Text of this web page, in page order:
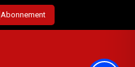
Abonnement